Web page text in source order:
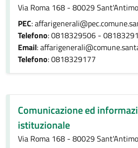
Via Roma 168 - 80029 Sant'Antimo
PEC:
Telefono: 0818329506 -
Email:
Telefono: 0818329177
Comunicazione ed
istituzionale
Via Roma 168 - 80029 Sant'Antimo